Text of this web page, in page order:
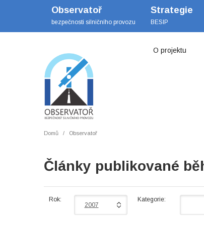
Observatoř
bezpečnosti silničního provozu
Strategie
BESIP
O projektu
Domů Observatoř
Články publikované
Rok:
2007
Kategorie: